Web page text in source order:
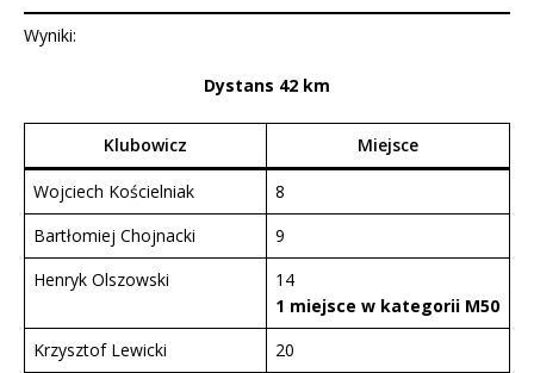
Wyniki:
Dystans 42 km
Klubowicz Miejsce
Wojciech Kościelniak
8
Bartłomiej Chojnacki
9
Henryk Olszowski
14
1 miejsce w kategorii M50
Krzysztof Lewicki
20